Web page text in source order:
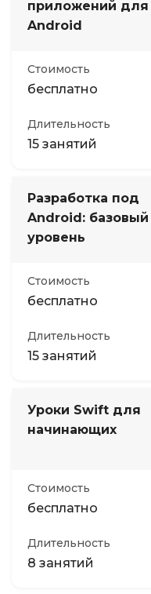
приложений для
Android
Стоимость
бесплатно
Длительность
15 занятий
Разработка под
Android: базовый
уровень
Стоимость
бесплатно
Длительность
15 занятий
Уроки Swift для
начинающих
Стоимость
бесплатно
Длительность
8 занятий